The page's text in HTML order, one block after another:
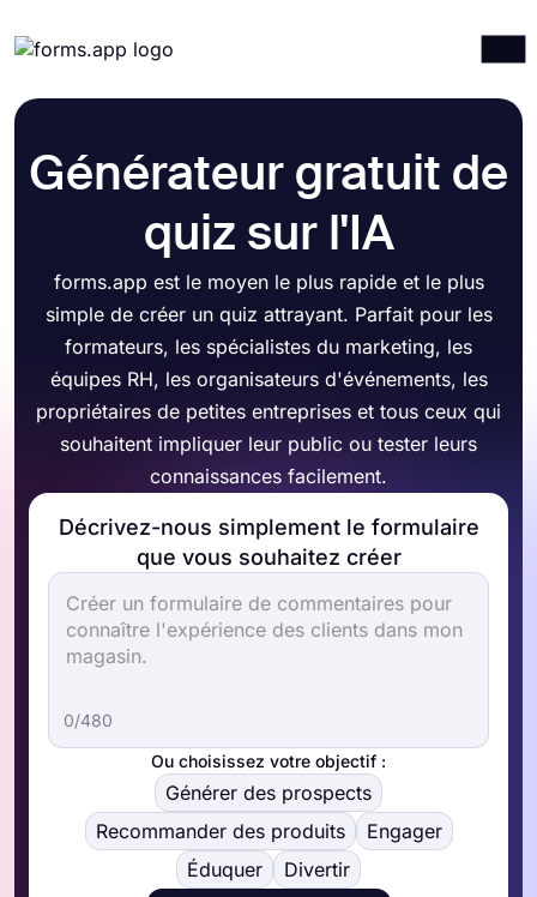
Intégrations
Ressources
Tarification
Générateur gratuit de
quiz sur l'IA
forms.app est le moyen le plus rapide et le plus
simple de créer un quiz attrayant. Parfait pour les
formateurs, les spécialistes du marketing, les
équipes RH, les organisateurs d'événements, les
propriétaires de petites entreprises et tous ceux qui
souhaitent impliquer leur public ou tester leurs
connaissances facilement.
Décrivez-nous simplement le formulaire
que vous souhaitez créer
0/480
Ou choisissez votre objectif :
Générer des prospects
Recommander des produits
Engager
Éduquer
Divertir